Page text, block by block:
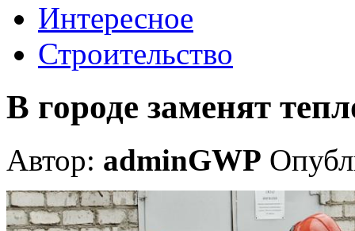
Интересное
Строительство
В городе заменят
Автор: adminGWP